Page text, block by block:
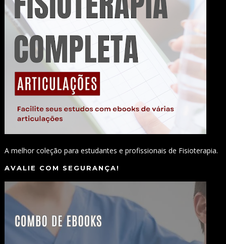
A melhor coleção para estudantes e profissionais de Fisioterapia.
AVALIE COM SEGURANÇA!